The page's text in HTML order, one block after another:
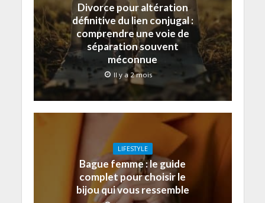
Divorce pour altération
définitive du lien conjugal :
comprendre une voie de
séparation souvent
méconnue
Il y a 2 mois
LIFESTYLE
Bague femme : le guide
complet pour choisir le
bijou qui vous ressemble